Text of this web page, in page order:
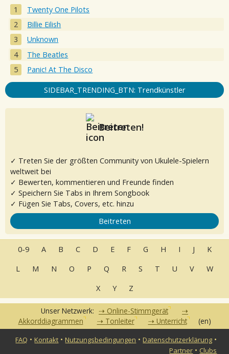
Twenty One Pilots
Billie Eilish
Unknown
The Beatles
Panic! At The Disco
SIDEBAR_TRENDING_BTN: Trendkünstler
Beitreten!
✓ Treten Sie der größten Community von Ukulele-Spielern
weltweit bei
✓ Bewerten, kommentieren und Freunde finden
✓ Speichern Sie Tabs in Ihrem Songbook
✓ Fügen Sie Tabs, Covers, etc. hinzu
Beitreten
0-9 A B C D E F G H I J
K
L
M N O P Q R S T U V
W
X
Y Z
Unser Netzwerk:
Online-Stimmgerät
Akkorddiagrammen
Tonleiter Unterricht (en)
FAQ •Kontakt •Nutzungsbedingungen •Datenschutzerklärung •
Partner • Clubs